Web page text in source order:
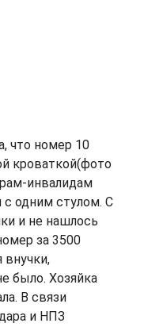
что номер 10
кроваткой(фото
инвалидам
одним стулом. С
и не нашлось
за 3500
было. Хозяйка
В связи
и НПЗ